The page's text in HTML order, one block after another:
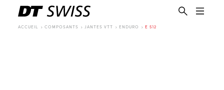
ACCUEIL COMPOSANTS JANTES VTT ENDURO E 512